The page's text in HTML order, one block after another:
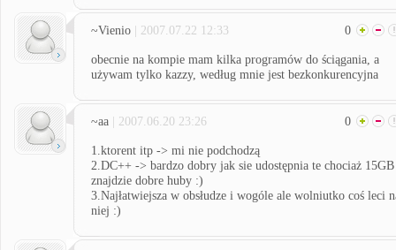
~Vienio | 2007.07.22 12:33 0
obecnie na kompie mam kilka programów do ściągania, a
używam tylko kazzy, według mnie jest bezkonkurencyjna
~aa | 2007.06.20 23:26 0
1.ktorent itp -> mi nie podchodzą
2.DC++ -> bardzo dobry jak sie udostępnia te chociaż
znajdzie dobre huby :)
3.Najłatwiejsza w obsłudze i wogóle ale wolniutko coś leci
niej :)